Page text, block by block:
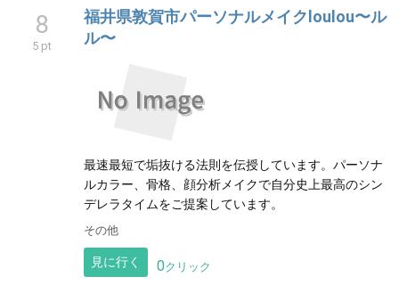
8
5 pt
福井県敦賀市パーソナルメイクloulou〜ル
ル〜
最速最短で垢抜ける法則を伝授しています。パーソナ
ルカラー、骨格、顔分析メイクで自分史上最高のシン
デレラタイムをご提案しています。
その他
見に行く 0クリック